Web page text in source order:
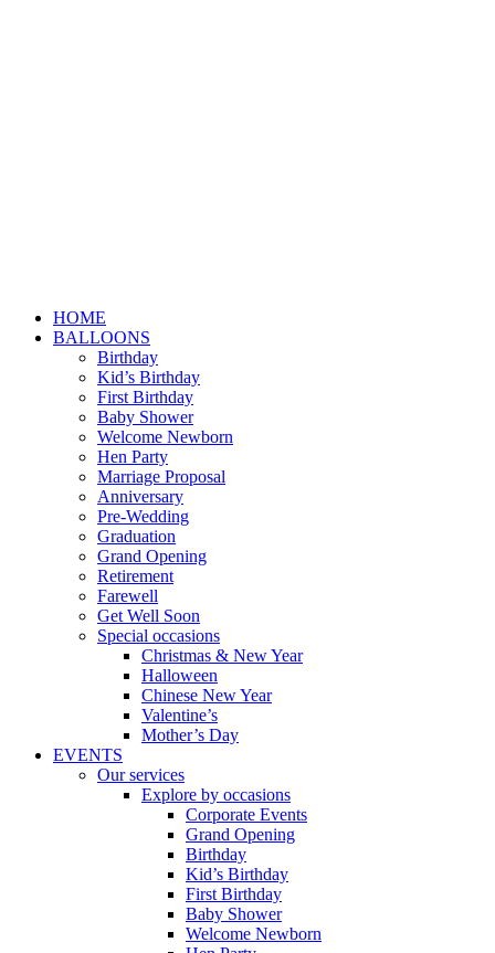
HOME
BALLOONS
Birthday
Kid’s Birthday
First Birthday
Baby Shower
Welcome Newborn
Hen Party
Marriage Proposal
Anniversary
Pre-Wedding
Graduation
Grand Opening
Retirement
Farewell
Get Well Soon
Special occasions
Christmas & New Year
Halloween
Chinese New Year
Valentine’s
Mother’s Day
EVENTS
Our services
Explore by occasions
Corporate Events
Grand Opening
Birthday
Kid’s Birthday
First Birthday
Baby Shower
Welcome Newborn